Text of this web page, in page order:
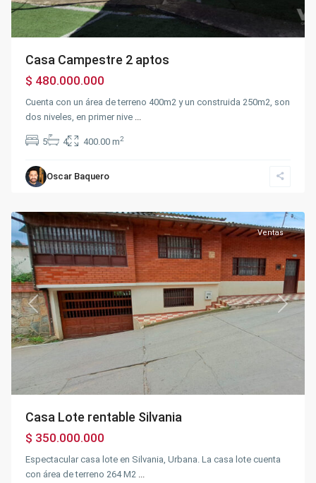
Casa Campestre 2 aptos
$ 480.000.000
Cuenta con un área de terreno 400m2 y un construida 250m2, son
dos niveles, en primer nive
5 4 400.00 m2
Oscar Baquero
Silvania
Urbano
Previous Next
Ventas
Casa Lote rentable Silvania
$ 350.000.000
Espectacular casa lote en Silvania, Urbana. La casa lote cuenta
con área de terreno 264 M2 ...